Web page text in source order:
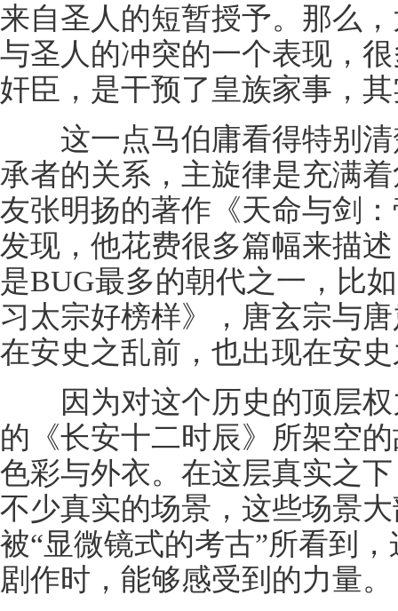
来自圣人的短暂授予。那么
与圣人的冲突的一个表现，
奸臣，是干预了皇族家事，
这一点马伯庸看得特别清
承者的关系，主旋律是充满
友张明扬的著作《天命与剑
发现，他花费很多篇幅来描
是BUG最多的朝代之一，比
习太宗好榜样》，唐玄宗与
在安史之乱前，也出现在安
因为对这个历史的顶层权
的《长安十二时辰》所架空
色彩与外衣。在这层真实之
不少真实的场景，这些场景
被“显微镜式的考古”所看到
剧作时，能够感受到的力量。